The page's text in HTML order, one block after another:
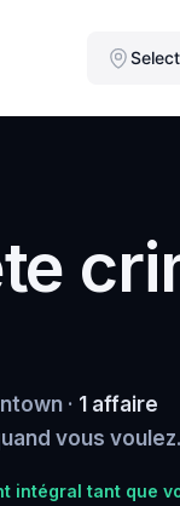
· 1 affaire
vous voulez.
intégral tant que